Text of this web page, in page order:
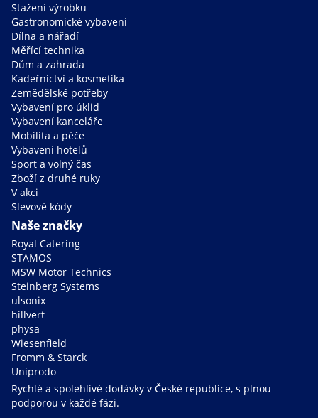
Stažení výrobku
Gastronomické vybavení
Dílna a nářadí
Měřící technika
Dům a zahrada
Kadeřnictví a kosmetika
Zemědělské potřeby
Vybavení pro úklid
Vybavení kanceláře
Mobilita a péče
Vybavení hotelů
Sport a volný čas
Zboží z druhé ruky
V akci
Slevové kódy
Naše značky
Royal Catering
STAMOS
MSW Motor Technics
Steinberg Systems
ulsonix
hillvert
physa
Wiesenfield
Fromm & Starck
Uniprodo
Rychlé a spolehlivé dodávky v České republice, s plnou
podporou v každé fázi.